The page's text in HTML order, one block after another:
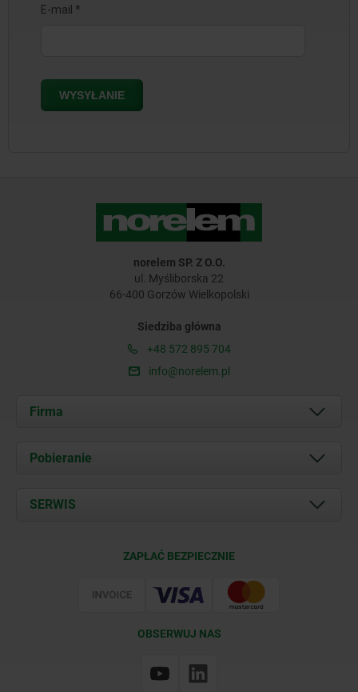
norelem SP. Z O.O.
ul. Myśliborska 22
66-400 Gorzów Wielkopolski
Siedziba główna
+48 572 895 704
info@norelem.pl
Firma
O nas
Kontakt
Pobieranie
Documents
SERWIS
ZAPŁAĆ BEZPIECZNIE
OBSERWUJ NAS